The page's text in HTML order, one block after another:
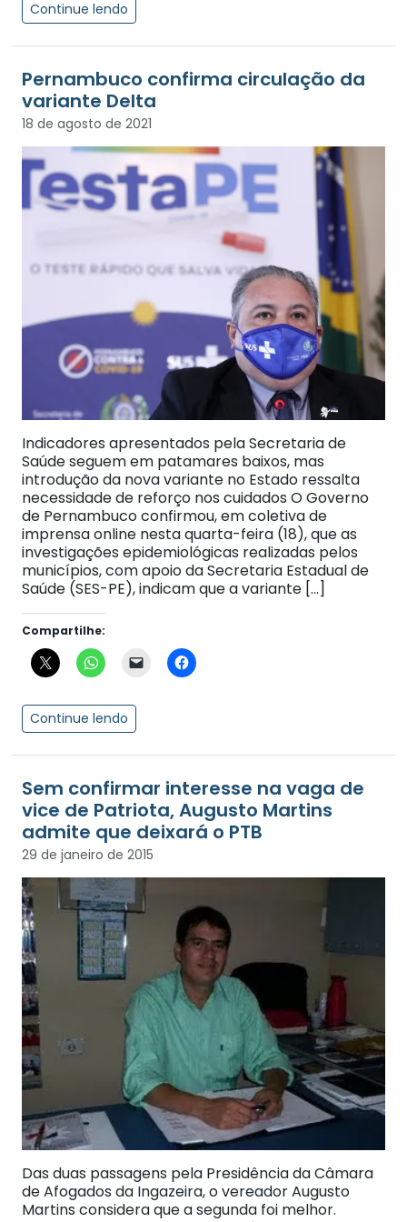
Continue lendo
Pernambuco confirma circulação da
variante Delta
18 de agosto de 2021
Indicadores apresentados pela Secretaria de
Saúde seguem em patamares baixos, mas
introdução da nova variante no Estado ressalta
necessidade de reforço nos cuidados O Governo
de Pernambuco confirmou, em coletiva de
imprensa online nesta quarta-feira (18), que as
investigações epidemiológicas realizadas pelos
municípios, com apoio da Secretaria Estadual de
Saúde (SES-PE), indicam que a variante […]
Compartilhe:
Continue lendo
Sem confirmar interesse na vaga de
vice de Patriota, Augusto Martins
admite que deixará o PTB
29 de janeiro de 2015
Das duas passagens pela Presidência da Câmara
de Afogados da Ingazeira, o vereador Augusto
Martins considera que a segunda foi melhor.